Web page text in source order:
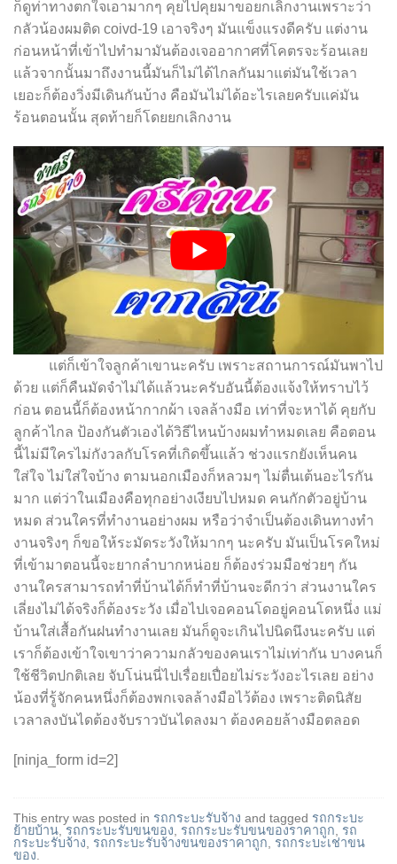
ก็ดูท่าทางตกใจเอามากๆ คุยไปคุยมาขอยกเลิกงานเพราะว่า
กลัวน้องผมติด coivd-19 เอาจริงๆ มันแข็งแรงดีครับ แต่งาน
ก่อนหน้าที่เข้าไปทำมามันต้องเจออากาศที่โคตรจะร้อนเลย
แล้วจากนั้นมาถึงงานนี้มันก็ไม่ได้ไกลกันมาแต่มันใช้เวลา
เยอะก็ต้องวิ่งมีเดินกันบ้าง คือมันไม่ได้อะไรเลยครับแค่มัน
ร้อนตอนนั้น สุดท้ายก็โดยยกเลิกงาน
แต่ก็เข้าใจลูกค้าเขานะครับ เพราะสถานการณ์มันพาไป
ด้วย แต่ก็คืนมัดจำไม่ได้แล้วนะครับอันนี้ต้องแจ้งให้ทราบไว้
ก่อน ตอนนี้ก็ต้องหน้ากากผ้า เจลล้างมือ เท่าที่จะหาได้ คุยกับ
ลูกค้าไกล ป้องกันตัวเองได้วิธีไหนบ้างผมทำหมดเลย คือตอน
นี้ไม่มีใครไม่กังวลกับโรคที่เกิดขึ้นแล้ว ช่วงแรกยังเห็นคน
ใส่ใจ ไม่ใส่ใจบ้าง ตามนอกเมืองก็หลวมๆ ไม่ตื่นเต้นอะไรกัน
มาก แต่ว่าในเมืองคือทุกอย่างเงียบไปหมด คนกักตัวอยู่บ้าน
หมด ส่วนใครที่ทำงานอย่างผม หรือว่าจำเป็นต้องเดินทางทำ
งานจริงๆ ก็ขอให้ระมัดระวังให้มากๆ นะครับ มันเป็นโรคใหม่
ที่เข้ามาตอนนี้จะยากลำบากหน่อย ก็ต้องร่วมมือช่วยๆ กัน
งานใครสามารถทำที่บ้านได้ก็ทำที่บ้านจะดีกว่า ส่วนงานใคร
เลี่ยงไม่ได้จริงก็ต้องระวัง เมื่อไปเจอคอนโดอยู่คอนโดหนึ่ง แม่
บ้านใส่เสื้อกันฝนทำงานเลย มันก็ดูจะเกินไปนิดนึงนะครับ แต่
เราก็ต้องเข้าใจเขาว่าความกลัวของคนเราไม่เท่ากัน บางคนก็
ใช้ชีวิตปกติเลย จับโน่นนี่ไปเรื่อยเปื่อยไม่ระวังอะไรเลย อย่าง
น้องที่รู้จักคนหนึ่งก็ต้องพกเจลล้างมือไว้ต้อง เพราะติดนิสัย
เวลาลงบันไดต้องจับราวบันไดลงมา ต้องคอยล้างมือตลอด
[ninja_form id=2]
This entry was posted in รถกระบะรับจ้าง and tagged รถกระบะ
ย้ายบ้าน, รถกระบะรับขนของ, รถกระบะรับขนของราคาถูก, รถ
กระบะรับจ้าง, รถกระบะรับจ้างขนของราคาถูก, รถกระบะเช่าขน
ของ.